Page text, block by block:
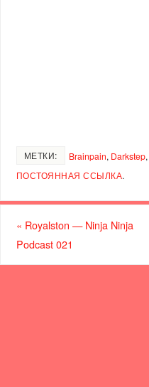
МЕТКИ: Brainpain, Darkstep,
ПОСТОЯННАЯ ССЫЛКА.
« Royalston — Ninja Ninja
Podcast 021